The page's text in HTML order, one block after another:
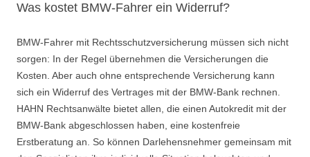
Was kostet BMW-Fahrer ein Widerruf?
BMW-Fahrer mit Rechtsschutzversicherung müssen sich nicht
sorgen: In der Regel übernehmen die Versicherungen die
Kosten. Aber auch ohne entsprechende Versicherung kann
sich ein Widerruf des Vertrages mit der BMW-Bank rechnen.
HAHN Rechtsanwälte bietet allen, die einen Autokredit mit der
BMW-Bank abgeschlossen haben, eine kostenfreie
Erstberatung an. So können Darlehensnehmer gemeinsam mit